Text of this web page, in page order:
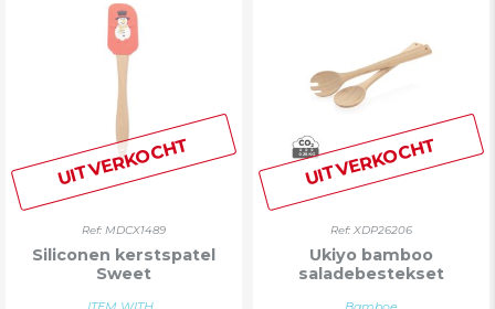
UITVERKOCHT
Ref: MDCX1489
Siliconen kerstspatel
Sweet
UITVERKOCHT
Ref: XDP26206
Ukiyo bamboo
saladebestekset